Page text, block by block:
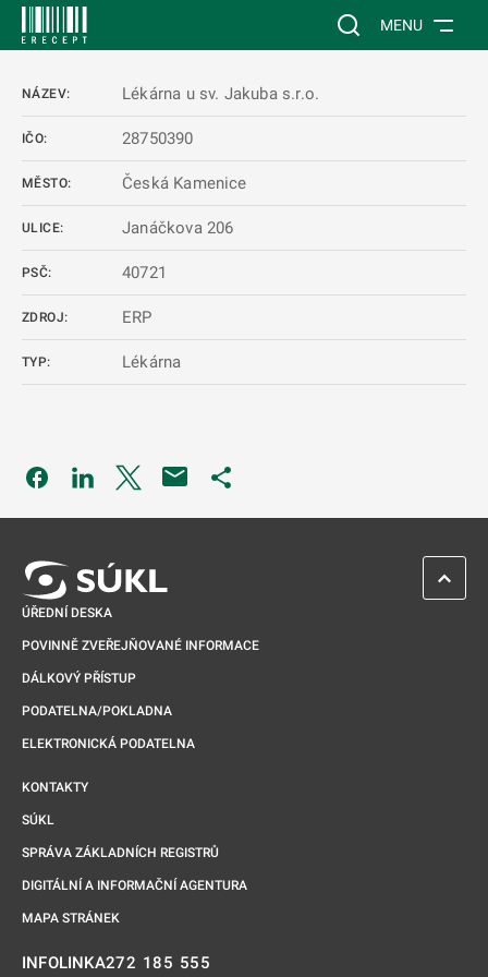
Vyhledávání na
MENU
NÁZEV: Lékárna u sv. Jakuba s.r.o.
IČO: 28750390
MĚSTO: Česká Kamenice
ULICE: Janáčkova 206
PSČ: 40721
ZDROJ: ERP
TYP: Lékárna
Odkaz se otevře na nové kartě
Odkaz se otevře na nové kartě
Odkaz se otevře na nové kartě
ÚŘEDNÍ DESKA
POVINNĚ ZVEŘEJŇOVANÉ INFORMACE
DÁLKOVÝ PŘÍSTUP
PODATELNA/POKLADNA
ELEKTRONICKÁ PODATELNA
KONTAKTY
SÚKL
SPRÁVA ZÁKLADNÍCH REGISTRŮ
DIGITÁLNÍ A INFORMAČNÍ AGENTURA
MAPA STRÁNEK
INFOLINKA272 185 555
ZPĚT